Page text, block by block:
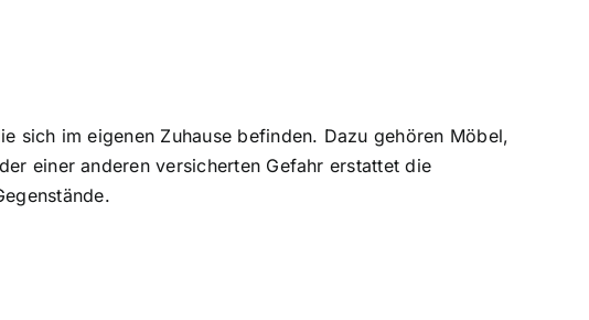
sich im eigenen Zuhause befinden. Dazu gehören Möbel,
einer anderen versicherten Gefahr erstattet die